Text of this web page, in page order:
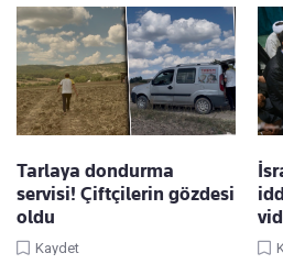
Tarlaya dondurma
servisi! Çiftçilerin gözdesi
oldu
Kaydet